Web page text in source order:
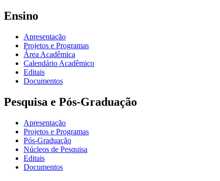
Ensino
Apresentação
Projetos e Programas
Área Acadêmica
Calendário Acadêmico
Editais
Documentos
Pesquisa e Pós-Graduação
Apresentação
Projetos e Programas
Pós-Graduação
Núcleos de Pesquisa
Editais
Documentos